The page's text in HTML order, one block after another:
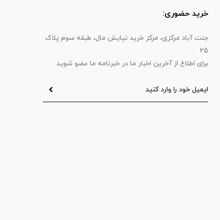
خرید حضوری:
جنت آباد مرکزی، مرکز خرید نیایش مال، طبقه سوم پلاک
25
برای اطلاع از آخرین اخبار ما در خبرنامه ما عضو شوید.